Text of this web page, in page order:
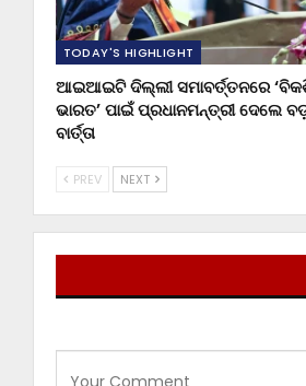
TODAY'S HIGHLIGHT
ଆଇଆଇଟି ଦିଲ୍ଲୀ ସମାବର୍ତ୍ତନରେ
ଭାରତ’ ପାଇଁ ପ୍ରଧାନମନ୍ତ୍ରୀ ଦେଲେ
ବାର୍ତ୍ତା
PREV NEXT